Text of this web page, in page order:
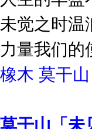
人生的丰盈
未觉之时
力量我们的
橡木
莫干山